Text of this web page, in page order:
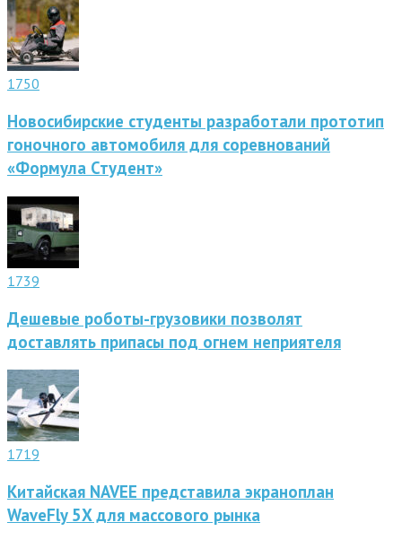
1750
Новосибирские студенты разработали прототип
гоночного автомобиля для соревнований
«Формула Студент»
1739
Дешевые роботы-грузовики позволят
доставлять припасы под огнем неприятеля
1719
Китайская NAVEE представила экраноплан
WaveFly 5X для массового рынка